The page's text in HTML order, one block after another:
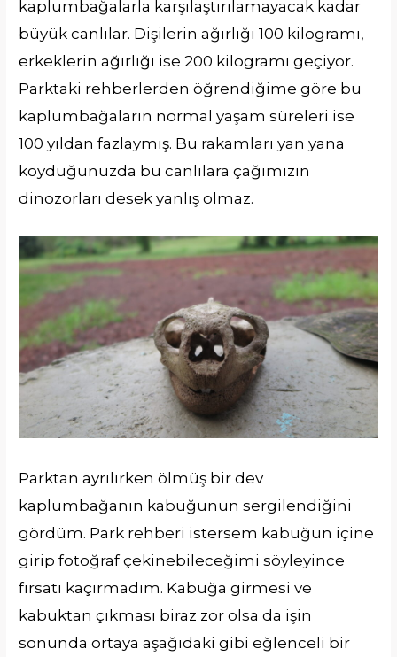
kaplumbağalarla karşılaştırılamayacak kadar
büyük canlılar. Dişilerin ağırlığı 100 kilogramı,
erkeklerin ağırlığı ise 200 kilogramı geçiyor.
Parktaki rehberlerden öğrendiğime göre bu
kaplumbağaların normal yaşam süreleri ise
100 yıldan fazlaymış. Bu rakamları yan yana
koyduğunuzda bu canlılara çağımızın
dinozorları desek yanlış olmaz.
Parktan ayrılırken ölmüş bir dev
kaplumbağanın kabuğunun sergilendiğini
gördüm. Park rehberi istersem kabuğun içine
girip fotoğraf çekinebileceğimi söyleyince
fırsatı kaçırmadım. Kabuğa girmesi ve
kabuktan çıkması biraz zor olsa da işin
sonunda ortaya aşağıdaki gibi eğlenceli bir